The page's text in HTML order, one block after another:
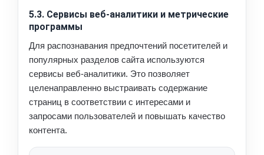
5.3. Сервисы веб-аналитики и метрические
программы
Для распознавания предпочтений посетителей и
популярных разделов сайта используются
сервисы веб-аналитики. Это позволяет
целенаправленно выстраивать содержание
страниц в соответствии с интересами и
запросами пользователей и повышать качество
контента.